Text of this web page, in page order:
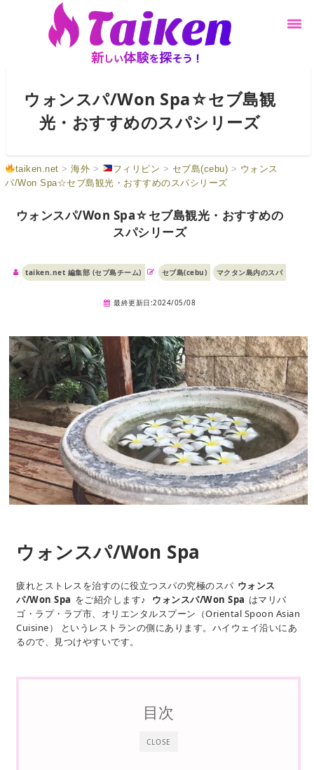
ウォンスパ/Won Spa☆セブ島観
光・おすすめのスパシリーズ
taiken.net >海外 > フィリピン > セブ島(cebu) > ウォンス
パ/Won Spa☆セブ島観光・おすすめのスパシリーズ
ウォンスパ/Won Spa☆セブ島観光・おすすめの
スパシリーズ
taiken.net 編集部 (セブ島チーム) セブ島(cebu) マクタン島内のスパ
最終更新日:2024/05/08
ウォンスパ/Won Spa
疲れとストレスを治すのに役立つスパの究極のスパ ウォンス
パ/Won Spa をご紹介します♪ ウォンスパ/Won Spa はマリバ
ゴ・ラプ・ラプ市、オリエンタルスプーン（Oriental Spoon Asian
Cuisine） というレストランの側にあります。ハイウェイ沿いにあ
るので、見つけやすいです。
CLOSE
目次